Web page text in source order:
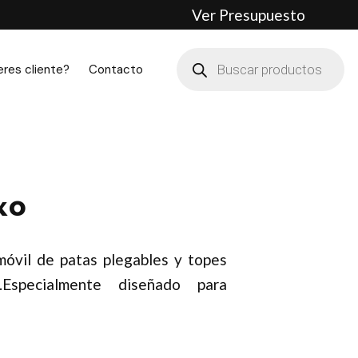
Ver Presupuesto
cliente? Contacto
de
productos
de patas plegables y topes
diseñado para